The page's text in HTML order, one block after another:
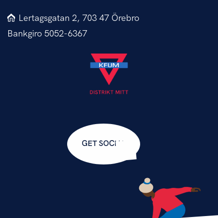
Lertagsgatan 2, 703 47 Örebro
Bankgiro 5052-6367
GET SOCIAL